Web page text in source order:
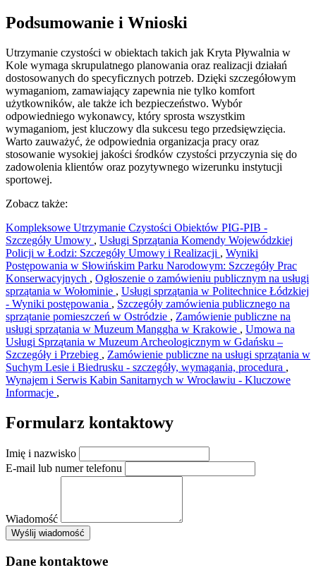
Podsumowanie i Wnioski
Utrzymanie czystości w obiektach takich jak Kryta Pływalnia w
Kole wymaga skrupulatnego planowania oraz realizacji działań
dostosowanych do specyficznych potrzeb. Dzięki szczegółowym
wymaganiom, zamawiający zapewnia nie tylko komfort
użytkowników, ale także ich bezpieczeństwo. Wybór
odpowiedniego wykonawcy, który sprosta wszystkim
wymaganiom, jest kluczowy dla sukcesu tego przedsięwzięcia.
Warto zauważyć, że odpowiednia organizacja pracy oraz
stosowanie wysokiej jakości środków czystości przyczynia się do
zadowolenia klientów oraz pozytywnego wizerunku instytucji
sportowej.
Zobacz także:
Kompleksowe Utrzymanie Czystości Obiektów PIG-PIB -
Szczegóły Umowy , Usługi Sprzątania Komendy Wojewódzkiej
Policji w Łodzi: Szczegóły Umowy i Realizacji , Wyniki
Postępowania w Słowińskim Parku Narodowym: Szczegóły Prac
Konserwacyjnych , Ogłoszenie o zamówieniu publicznym na usługi
sprzątania w Wołominie , Usługi sprzątania w Politechnice Łódzkiej
- Wyniki postępowania , Szczegóły zamówienia publicznego na
sprzątanie pomieszczeń w Ostródzie , Zamówienie publiczne na
usługi sprzątania w Muzeum Manggha w Krakowie , Umowa na
Usługi Sprzątania w Muzeum Archeologicznym w Gdańsku –
Szczegóły i Przebieg , Zamówienie publiczne na usługi sprzątania w
Suchym Lesie i Biedrusku - szczegóły, wymagania, procedura ,
Wynajem i Serwis Kabin Sanitarnych w Wrocławiu - Kluczowe
Informacje ,
Formularz kontaktowy
Imię i nazwisko
E-mail lub numer telefonu
Wiadomość
Wyślij wiadomośćAMSA Sp. z o.o. - ul. Blokowa 8, Warszawa
+
Dane kontaktowe